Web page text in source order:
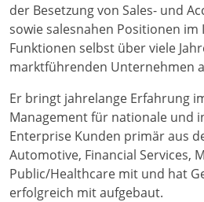
der Besetzung von Sales- und
sowie salesnahen Positionen im
Funktionen selbst über viele
marktführenden Unternehmen
Er bringt jahrelange Erfahrung
Management für nationale und
Enterprise Kunden primär aus
Automotive, Financial Services,
Public/Healthcare mit und hat
erfolgreich mit aufgebaut.